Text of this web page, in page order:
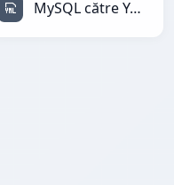
MySQL către YAML